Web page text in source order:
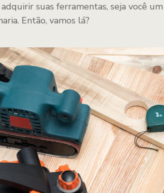
suas ferramentas, seja você
Então, vamos lá?